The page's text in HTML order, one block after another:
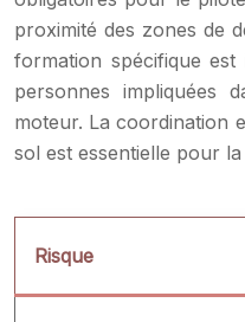
proximité des zones de
formation spécifique
personnes impliquées
moteur. La coordination
sol est essentielle pour
Risque